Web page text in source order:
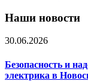
Наши новости
30.06.2026
Безопасность и
электрика в